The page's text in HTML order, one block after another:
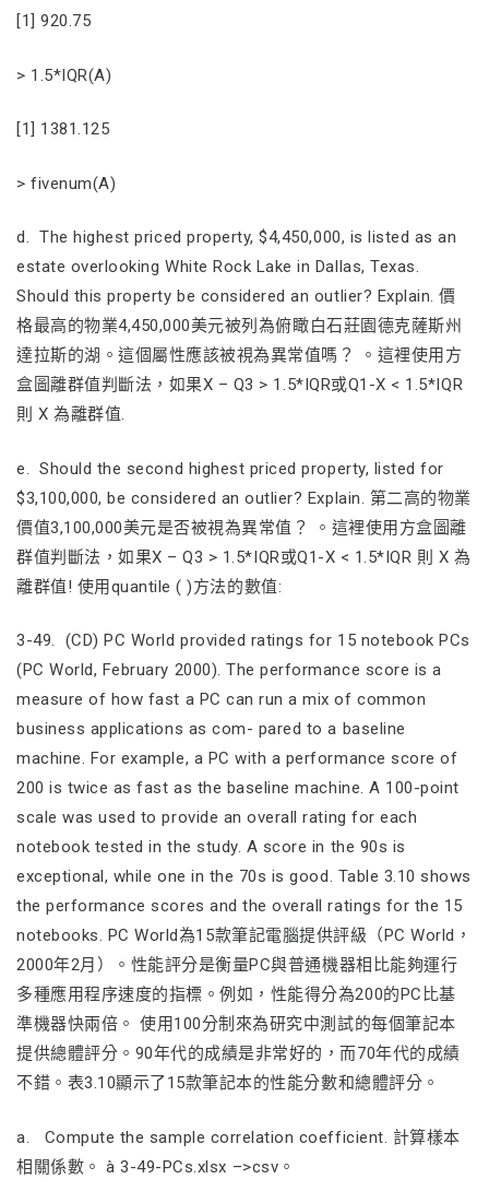
[1] 920.75
> 1.5*IQR(A)
[1] 1381.125
> fivenum(A)
d. The highest priced property, $4,450,000, is listed as an
estate overlooking White Rock Lake in Dallas, Texas.
Should this property be considered an outlier? Explain. 價
格最高的物業4,450,000美元被列為俯瞰白石莊園德克薩斯州
達拉斯的湖。這個屬性應該被視為異常值嗎？ 。這裡使用方
盒圖離群值判斷法，如果X – Q3 > 1.5*IQR或Q1-X < 1.5*IQR
則 X 為離群值.
e. Should the second highest priced property, listed for
$3,100,000, be considered an outlier? Explain. 第二高的物業
價值3,100,000美元是否被視為異常值？ 。這裡使用方盒圖離
群值判斷法，如果X – Q3 > 1.5*IQR或Q1-X < 1.5*IQR 則 X 為
離群值! 使用quantile ( )方法的數值:
3-49. (CD) PC World provided ratings for 15 notebook PCs
(PC World, February 2000). The performance score is a
measure of how fast a PC can run a mix of common
business applications as com- pared to a baseline
machine. For example, a PC with a performance score of
200 is twice as fast as the baseline machine. A 100-point
scale was used to provide an overall rating for each
notebook tested in the study. A score in the 90s is
exceptional, while one in the 70s is good. Table 3.10 shows
the performance scores and the overall ratings for the 15
notebooks. PC World為15款筆記電腦提供評級（PC World，
2000年2月）。性能評分是衡量PC與普通機器相比能夠運行
多種應用程序速度的指標。例如，性能得分為200的PC比基
準機器快兩倍。 使用100分制來為研究中測試的每個筆記本
提供總體評分。90年代的成績是非常好的，而70年代的成績
不錯。表3.10顯示了15款筆記本的性能分數和總體評分。
a. Compute the sample correlation coefficient. 計算樣本
相關係數。 à 3-49-PCs.xlsx –>csv。